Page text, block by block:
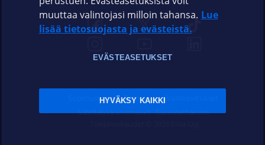
Sopimusehdot Tietosuoja Evästeasetukset
Sääntelyviranomaiset Saavutettavuus
muuttaa valintojasi milloin tahansa. Lue
lisää tietosuojasta ja evästeistä.
EVÄSTEASETUKSET
HYVÄKSY KAIKKI